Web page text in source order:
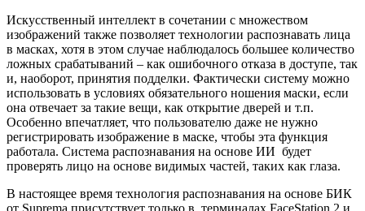
Искусственный интеллект в сочетании с множеством
изображений также позволяет технологии распознавать лица
в масках, хотя в этом случае наблюдалось большее количество
ложных срабатываний – как ошибочного отказа в доступе, так
и, наоборот, принятия подделки. Фактически систему можно
использовать в условиях обязательного ношения маски, если
она отвечает за такие вещи, как открытие дверей и т.п.
Особенно впечатляет, что пользователю даже не нужно
регистрировать изображение в маске, чтобы эта функция
работала. Система распознавания на основе ИИ будет
проверять лицо на основе видимых частей, таких как глаза.
В настоящее время технология распознавания на основе БИК
от Suprema присутствует только в терминалах FaceStation 2 и